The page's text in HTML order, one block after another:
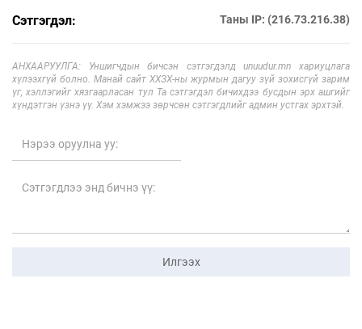
Сэтгэгдэл: Таны IP: (216.73.216.38)
АНХААРУУЛГА: Уншигчдын бичсэн сэтгэгдэлд unuudur.mn хариуцлага
хүлээхгүй болно. Манай сайт ХХЗХ-ны журмын дагуу зүй зохисгүй зарим
үг, хэллэгийг хязгаарласан тул Та сэтгэгдэл бичихдээ бусдын эрх ашгийг
хүндэтгэн үзнэ үү. Хэм хэмжээ зөрчсөн сэтгэгдлийг админ устгах эрхтэй.
Илгээх